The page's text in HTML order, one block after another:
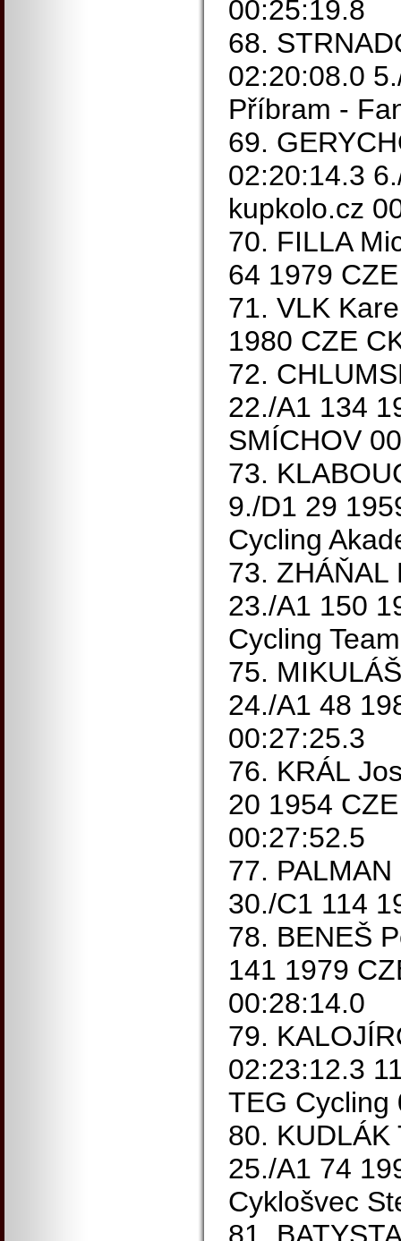
00:25:19.8
68.
02:20:08.0
Příbram -
69.
02:20:14.3
kupkolo.cz
70. FILLA
64 1979
71. VLK
1980 CZE
72.
22./A1 134
SMÍCHOV
73.
9./D1 29
Cycling
73. ZHÁŇAL
23./A1 150
Cycling
75.
24./A1 48
00:27:25.3
76. KRÁL
20 1954
00:27:52.5
77.
30./C1 114
78. BENEŠ
141 1979
00:28:14.0
79.
02:23:12.3
TEG Cycling
80. KUDLÁK
25./A1 74
Cyklošvec